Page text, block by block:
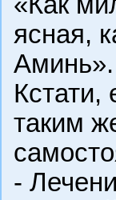
ясная,
Аминь».
Кстати,
таким
-